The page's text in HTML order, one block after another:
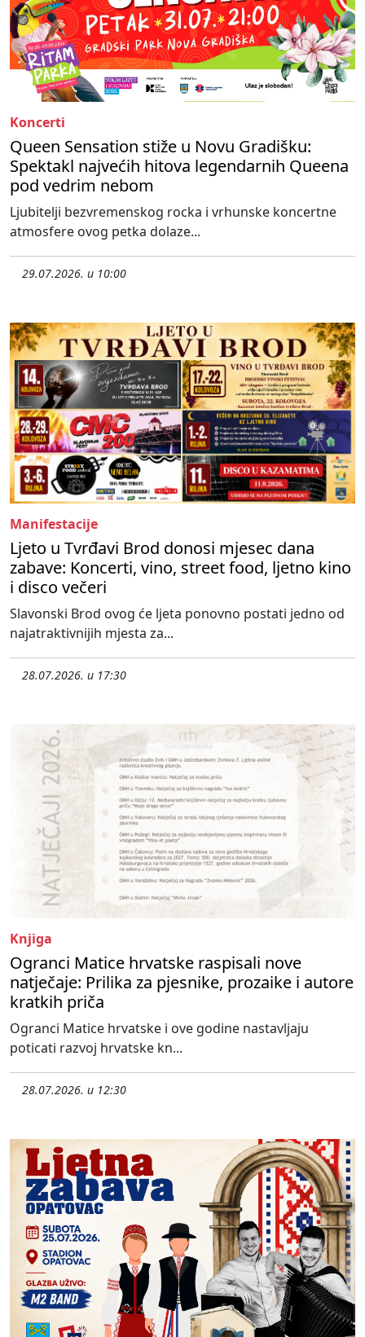
Koncerti
Queen Sensation stiže u Novu Gradišku:
Spektakl najvećih hitova legendarnih Queena
pod vedrim nebom
Ljubitelji bezvremenskog rocka i vrhunske koncertne
atmosfere ovog petka dolaze...
29.07.2026. u 10:00
Manifestacije
Ljeto u Tvrđavi Brod donosi mjesec dana
zabave: Koncerti, vino, street food, ljetno kino
i disco večeri
Slavonski Brod ovog će ljeta ponovno postati jedno od
najatraktivnijih mjesta za...
28.07.2026. u 17:30
Knjiga
Ogranci Matice hrvatske raspisali nove
natječaje: Prilika za pjesnike, prozaike i autore
kratkih priča
Ogranci Matice hrvatske i ove godine nastavljaju
poticati razvoj hrvatske kn...
28.07.2026. u 12:30